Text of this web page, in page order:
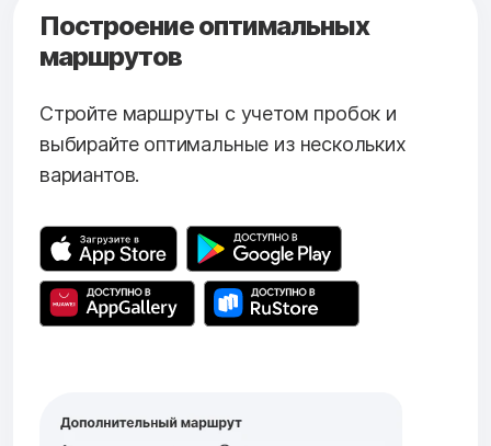
Построение оптимальных
маршрутов
Стройте маршруты с учетом пробок и
выбирайте оптимальные из нескольких
вариантов.